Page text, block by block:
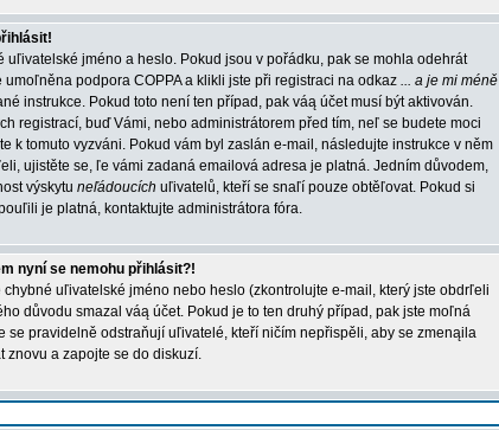
uľivatelské jméno a heslo. Pokud jsou v pořádku, pak se mohla odehrát
podpora COPPA a klikli jste při registraci na odkaz ... a je mi méně
instrukce. Pokud toto není ten případ, pak váą účet musí být aktivován.
registrací, buď Vámi, nebo administrátorem před tím, neľ se budete moci
k tomuto vyzváni. Pokud vám byl zaslán e-mail, následujte instrukce v něm
ujistěte se, ľe vámi zadaná emailová adresa je platná. Jedním důvodem,
výskytu neľádoucích uľivatelů, kteří se snaľí pouze obtěľovat. Pokud si
je platná, kontaktujte administrátora fóra.
nyní se nemohu přihlásit?!
uľivatelské jméno nebo heslo (zkontrolujte e-mail, který jste obdrľeli
důvodu smazal váą účet. Pokud je to ten druhý případ, pak jste moľná
pravidelně odstraňují uľivatelé, kteří ničím nepřispěli, aby se zmenąila
znovu a zapojte se do diskuzí.